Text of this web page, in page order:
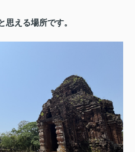
思える場所です。